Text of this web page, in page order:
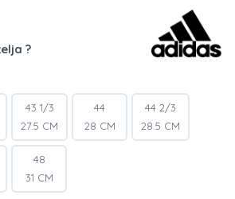
?
43 1/3
27.5 CM
44
28 CM
44 2/3
28.5 CM
48
31 CM